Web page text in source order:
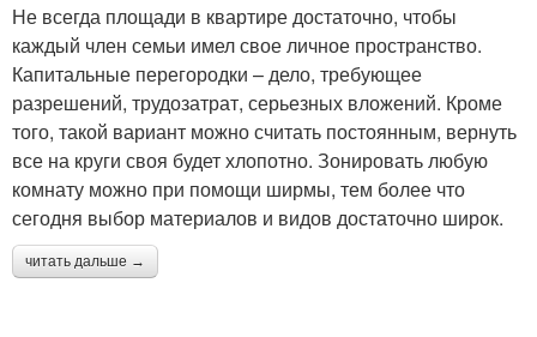
Не всегда площади в квартире достаточно, чтобы
каждый член семьи имел свое личное пространство.
Капитальные перегородки – дело, требующее
разрешений, трудозатрат, серьезных вложений. Кроме
того, такой вариант можно считать постоянным, вернуть
все на круги своя будет хлопотно. Зонировать любую
комнату можно при помощи ширмы, тем более что
сегодня выбор материалов и видов достаточно широк.
читать дальше →